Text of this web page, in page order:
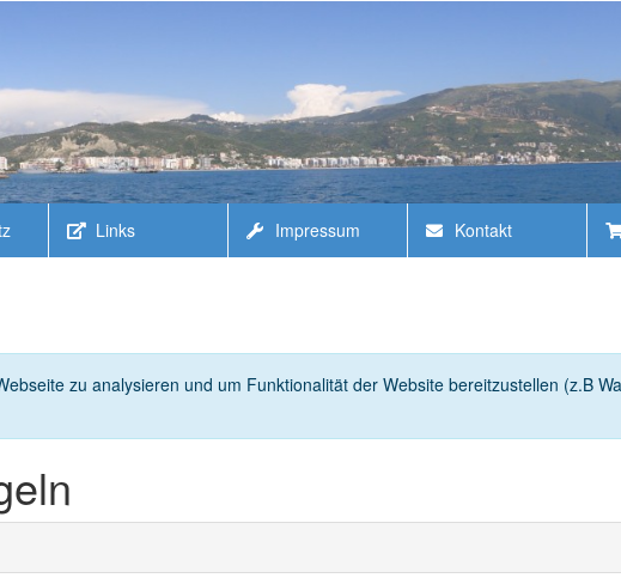
Links Impressum Kontakt
zu analysieren und um Funktionalität der Website bereitzustellen (z.B